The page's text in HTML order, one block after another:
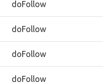
doFollow
doFollow
doFollow
doFollow